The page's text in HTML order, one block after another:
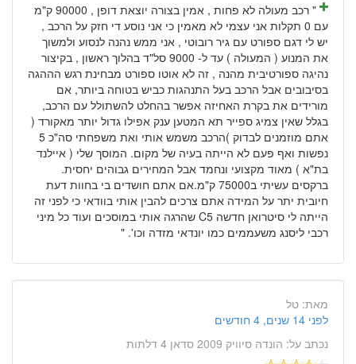
" רכב מעולה לא פחות , אמין בצורה יוצאת דופן , 90000 ק"מ
עם 0 תקלות אני עצמי לא מאמין כי אני נוסע די חזק על הרכב ,
יש לי דגם ספורט עם גיר רובוטי , אני ממש נהנה לנסוע ולמשוך
את המנוע ( המעולה ) עד ל- 9000 סל"ד בהלוך ראשון , בקיצור
נהיגה ספורטיבית מהנה , זה לא אוטו ספורט מבחינת רגש הההגה
בסיבובים אבל הרכב בעל התנהגות כביש בטוחה ביותר, אם
מורידים את בקרת האחיזה אפשר בהחלט להשתולל עם הרכב,
בגלל שאין צמיג ספייר תא המטען ענק אפילו גדול יותר מאקורד (
אתם מוזמנים לבדוק )הרכב משמש אותי ואת משפחתי סה"כ 5
נפשות ואף פעם לא הייתה בעיה של מקום. המוסך שלי ( איילנד
בת"א ) מאוד מקצועי ונחמד אבל המחירים גבוהים יחסית.
ברקסים עשיתי ב75000 ק"מ.אם אתם חושדים בי בחוות דעת
חיובית יתר על המידה אתם צרכים להבין אותי בוודאי כי לפני זה
הייתה לי סיטרואן חדשה C5 שהרגה אותי במוסכים ועוד כל מיני
רכבי ליסנג משעממים כמו יונדאי מזדה וכו'. "
מאת: טל
לפני 14 שנים, 4 חודשים
נכתב על: הונדה סיוויק 2009 סדאן 4 דלתות